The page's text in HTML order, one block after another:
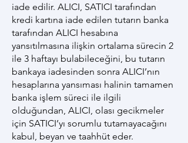
iade edilir. ALICI, SATICI tarafından
kredi kartına iade edilen tutarın banka
tarafından ALICI hesabına
yansıtılmasına ilişkin ortalama sürecin 2
ile 3 haftayı bulabileceğini, bu tutarın
bankaya iadesinden sonra ALICI’nın
hesaplarına yansıması halinin tamamen
banka işlem süreci ile ilgili
olduğundan, ALICI, olası gecikmeler
için SATICI’yı sorumlu tutamayacağını
kabul, beyan ve taahhüt eder.